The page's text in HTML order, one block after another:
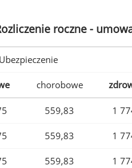
roczne -
Ubezpieczenie
chorobowe
559,83 1
559,83 1
559,83 1